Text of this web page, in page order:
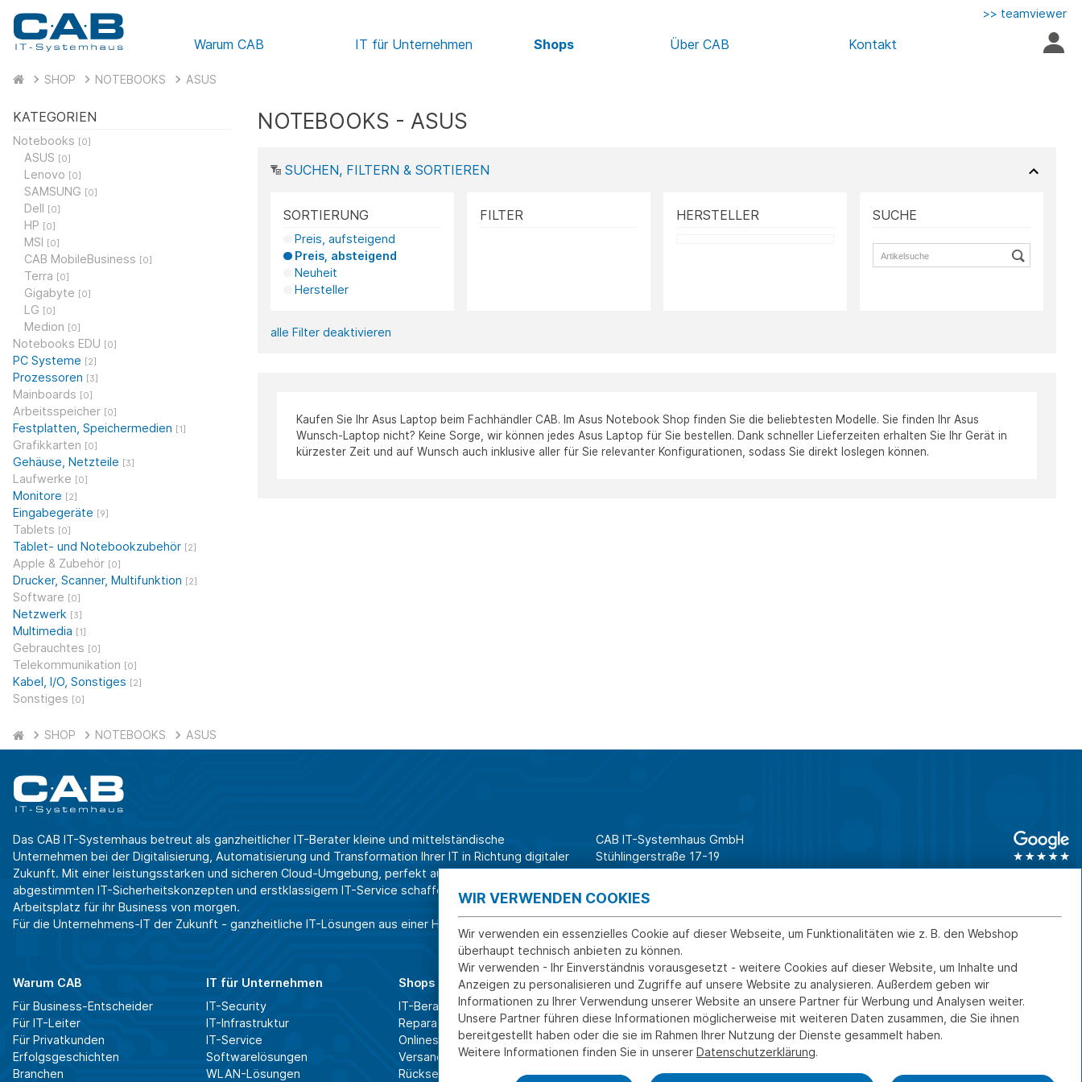
Warum CAB IT für Unternehmen Shops Über CAB Kontakt
>> teamviewer
SHOP NOTEBOOKS ASUS
KATEGORIEN
Notebooks [0]
ASUS [0]
Lenovo [0]
SAMSUNG [0]
Dell [0]
HP [0]
MSI [0]
CAB MobileBusiness [0]
Terra [0]
Gigabyte [0]
LG [0]
Medion [0]
Notebooks EDU [0]
PC Systeme [2]
Prozessoren [3]
Mainboards [0]
Arbeitsspeicher [0]
Festplatten, Speichermedien [1]
Grafikkarten [0]
Gehäuse, Netzteile [3]
Laufwerke [0]
Monitore [2]
Eingabegeräte [9]
Tablets [0]
Tablet- und Notebookzubehör [2]
Apple & Zubehör [0]
Drucker, Scanner, Multifunktion [2]
Software [0]
Netzwerk [3]
Multimedia [1]
Gebrauchtes [0]
Telekommunikation [0]
Kabel, I/O, Sonstiges [2]
Sonstiges [0]
NOTEBOOKS - ASUS
SUCHEN, FILTERN & SORTIEREN
SORTIERUNG
Preis, aufsteigend
Preis, absteigend
Neuheit
Hersteller
FILTER HERSTELLER SUCHE
alle Filter deaktivieren
Kaufen Sie Ihr Asus Laptop beim Fachhändler CAB. Im Asus Notebook Shop finden Sie die beliebtesten Modelle. Sie finden Ihr Asus
Wunsch-Laptop nicht? Keine Sorge, wir können jedes Asus Laptop für Sie bestellen. Dank schneller Lieferzeiten erhalten Sie Ihr Gerät in
kürzester Zeit und auf Wunsch auch inklusive aller für Sie relevanter Konfigurationen, sodass Sie direkt loslegen können.
SHOP NOTEBOOKS ASUS
Das CAB IT-Systemhaus betreut als ganzheitlicher IT-Berater kleine und mittelständische
Unternehmen bei der Digitalisierung, Automatisierung und Transformation Ihrer IT in Richtung digitaler
Zukunft. Mit einer leistungsstarken und sicheren Cloud-Umgebung, perfekt aufeinander
abgestimmten IT-Sicherheitskonzepten und erstklassigem IT-Service schaffen wir Effizienz am
Arbeitsplatz für ihr Business von morgen.
Für die Unternehmens-IT der Zukunft - ganzheitliche IT-Lösungen aus einer Hand.
CAB IT-Systemhaus GmbH
Stühlingerstraße 17-19
79106 Freiburg
Tel. Shop für Privatkunden
Warum CAB
Für Business-Entscheider
Für IT-Leiter
Für Privatkunden
Erfolgsgeschichten
Branchen
IT für Unternehmen
IT-Security
IT-Infrastruktur
IT-Service
Softwarelösungen
WLAN-Lösungen
Shops
IT-Beratung und Service
Reparatur
Onlineshop
Versand- und Zahlarten
Rücksendung und Widerruf
Über CAB
Karriere
Sponsoring
Partner
News
Kontakt
DATENSCHUTZ
WIR VERWENDEN COOKIES
Wir verwenden ein essenzielles Cookie auf dieser Webseite, um Funktionalitäten wie z. B. den Webshop
überhaupt technisch anbieten zu können.
Wir verwenden - Ihr Einverständnis vorausgesetzt - weitere Cookies auf dieser Website, um Inhalte und
Anzeigen zu personalisieren und Zugriffe auf unsere Website zu analysieren. Außerdem geben wir
Informationen zu Ihrer Verwendung unserer Website an unsere Partner für Werbung und Analysen weiter.
Unsere Partner führen diese Informationen möglicherweise mit weiteren Daten zusammen, die Sie ihnen
bereitgestellt haben oder die sie im Rahmen Ihrer Nutzung der Dienste gesammelt haben.
Weitere Informationen finden Sie in unserer Datenschutzerklärung.